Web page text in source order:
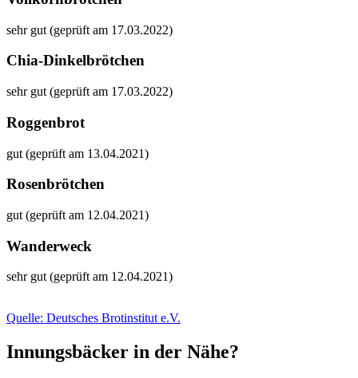
sehr gut (geprüft am 17.03.2022)
Chia-Dinkelbrötchen
sehr gut (geprüft am 17.03.2022)
Roggenbrot
gut (geprüft am 13.04.2021)
Rosenbrötchen
gut (geprüft am 12.04.2021)
Wanderweck
sehr gut (geprüft am 12.04.2021)
Quelle: Deutsches Brotinstitut e.V.
Innungsbäcker in der Nähe?